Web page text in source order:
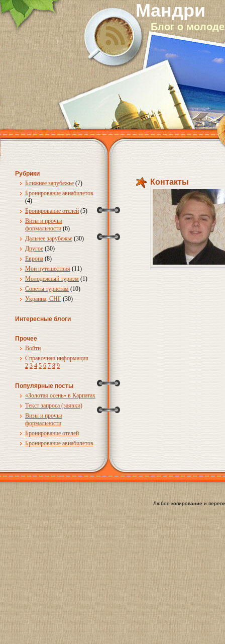
Мандри
Блог о
Рубрики
Ближнее зарубежье (7)
Бронирование авиабилетов
(4)
Бронирование отелей (5)
Визы и прочьи
формальности (6)
Дальнее зарубежье (30)
Другое (30)
Европа (8)
Мои путешествия (11)
Молодежный туризм (1)
Советы туристам (10)
Украина, СНГ (30)
Интересные блоги
Прочее
Войти
Справочная информация
2 3 4 5 6 7 8 9
Популярные посты
«Золотая осень» в Карпатах
Текст запроса (заявки)
Визы и прочьи
формальности
Бронирование отелей
Бронирование авиабилетов
Контакты
Любое копирование и